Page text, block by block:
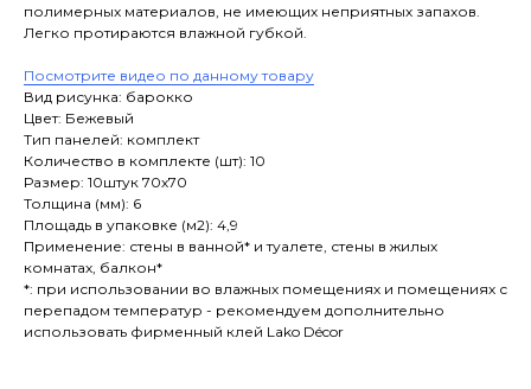
полимерных материалов, не имеющих неприятных запахов.
Легко протираются влажной губкой.
Посмотрите видео по данному товару
Вид рисунка: барокко
Цвет: Бежевый
Тип панелей: комплект
Количество в комплекте (шт): 10
Размер: 10штук 70х70
Толщина (мм): 6
Площадь в упаковке (м2): 4,9
Применение: стены в ванной* и туалете, стены в жилых
комнатах, балкон*
*: при использовании во влажных помещениях и помещениях с
перепадом температур - рекомендуем дополнительно
использовать фирменный клей Lako Décor